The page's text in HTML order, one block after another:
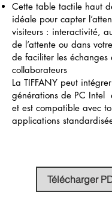
Cette table tactile haut
idéale pour capter
visiteurs : interactivité,
de l’attente ou dans
de faciliter les échanges
collaborateurs
La TIFFANY peut
générations de PC Intel
et est compatible avec
applications
Télécharger